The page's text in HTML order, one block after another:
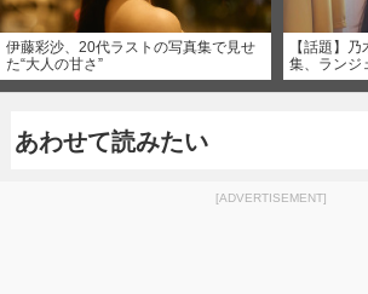
伊藤彩沙、20代ラストの写真集で見せ
た“大人の甘さ”
【話題】
集、ランジ
あわせて読みたい
[ADVERTISEMENT]